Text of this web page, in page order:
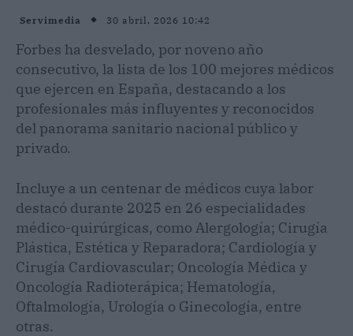
Servimedia 30 abril, 2026 10:42
Forbes ha desvelado, por noveno año
consecutivo, la lista de los 100 mejores médicos
que ejercen en España, destacando a los
profesionales más influyentes y reconocidos
del panorama sanitario nacional público y
privado.
Incluye a un centenar de médicos cuya labor
destacó durante 2025 en 26 especialidades
médico-quirúrgicas, como Alergología; Cirugía
Plástica, Estética y Reparadora; Cardiología y
Cirugía Cardiovascular; Oncología Médica y
Oncología Radioterápica; Hematología,
Oftalmología, Urología o Ginecología, entre
otras.